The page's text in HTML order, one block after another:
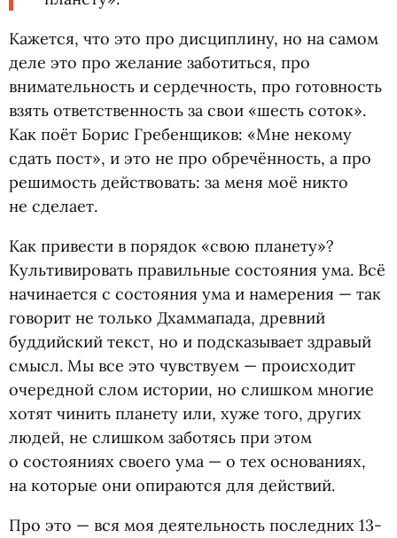
Кажется, что это про дисциплину, но на самом
деле это про желание заботиться, про
внимательность и сердечность, про готовность
взять ответственность за свои «шесть соток».
Как поёт Борис Гребенщиков: «Мне некому
сдать пост», и это не про обречённость, а про
решимость действовать: за меня моё никто
не сделает.
Как привести в порядок «свою планету»?
Культивировать правильные состояния ума. Всё
начинается с состояния ума и намерения — так
говорит не только Дхаммапада, древний
буддийский текст, но и подсказывает здравый
смысл. Мы все это чувствуем — происходит
очередной слом истории, но слишком многие
хотят чинить планету или, хуже того, других
людей, не слишком заботясь при этом
о состояниях своего ума — о тех основаниях,
на которые они опираются для действий.
Про это — вся моя деятельность последних 13-